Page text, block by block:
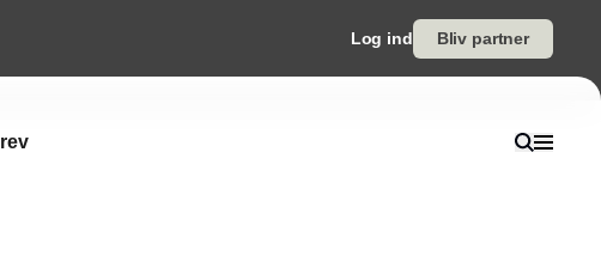
Log ind Bliv partner